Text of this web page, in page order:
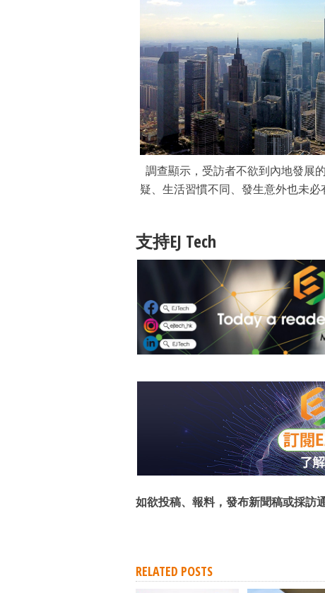
調查顯示，受訪者不欲到內地發展
疑、生活習慣不同、發生意外也未
支持EJ Tech
如欲投稿、報料，發布新聞稿或採訪
RELATED POSTS